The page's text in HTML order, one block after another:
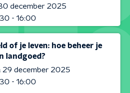
december 2025
- 16:00
of je leven: hoe beheer je
landgoed?
29 december 2025
- 16:00